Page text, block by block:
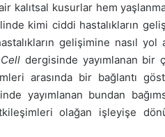
kalıtsal kusurlar hem
kimi ciddi hastalıkların
gelişimine nasıl yol
dergisinde yayımlanan bir
arasında bir bağlantı
yayımlanan bundan
olağan işleyişe